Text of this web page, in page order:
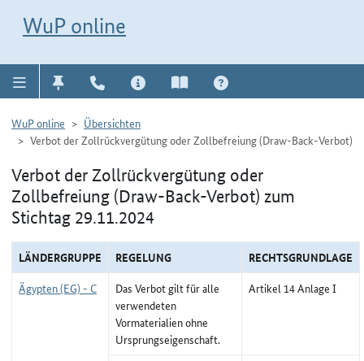
WuP online
WuP online
Übersichten
Verbot der Zollrückvergütung oder Zollbefreiung (Draw-Back-Verbot)
Verbot der Zollrückvergütung oder
Zollbefreiung (Draw-Back-Verbot) zum
Stichtag 29.11.2024
LÄNDERGRUPPE REGELUNG
RECHTSGRUNDLAGE
Ägypten (EG) - C
Das Verbot gilt für alle
verwendeten
Vormaterialien ohne
Ursprungseigenschaft.
Artikel 14 Anlage I